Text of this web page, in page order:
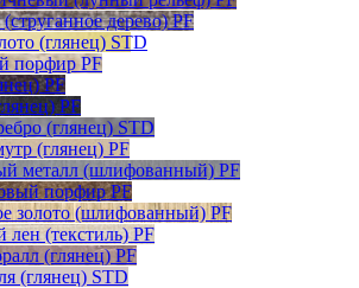
дерево) PF
(глянец) STD
порфир PF
PF
PF
(глянец) STD
(глянец) PF
металл (шлифованный) PF
порфир PF
золото (шлифованный) PF
(текстиль) PF
(глянец) PF
(глянец) STD